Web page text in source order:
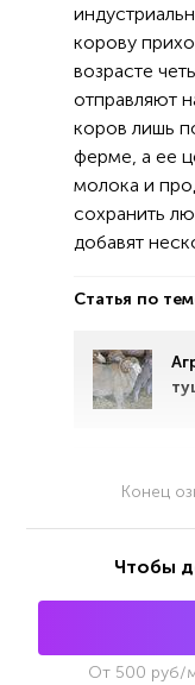
корову
возрасте
отправляют
коров лишь
ферме, а ее
молока и
сохранить
добавят
Статья по
Конец
Чтобы
От 500 руб/